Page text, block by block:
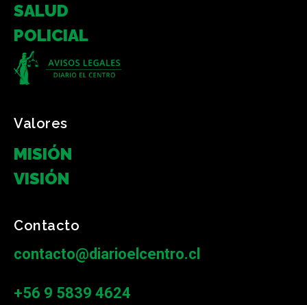
SALUD
POLICIAL
Valores
MISIÓN
VISIÓN
Contacto
contacto@diarioelcentro.cl
+56 9 5839 4624